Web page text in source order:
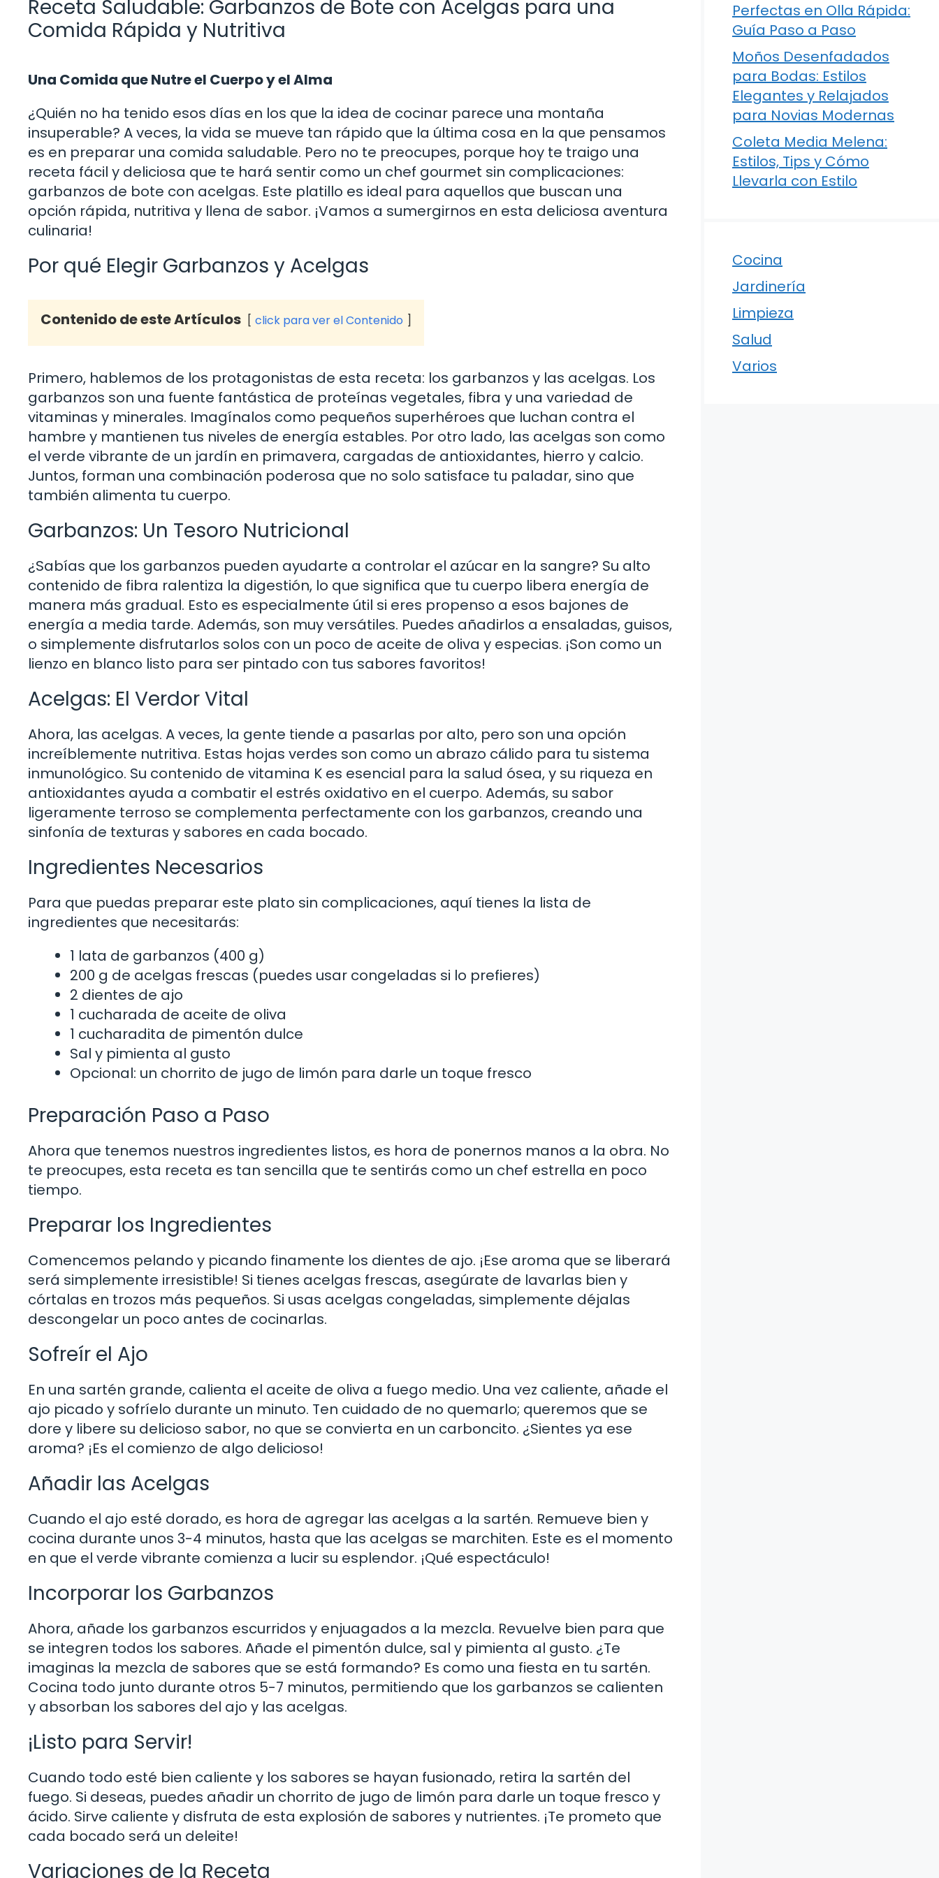
Receta Saludable: Garbanzos de Bote con Acelgas para una
Comida Rápida y Nutritiva
Una Comida que Nutre el Cuerpo y el Alma
¿Quién no ha tenido esos días en los que la idea de cocinar parece una montaña
insuperable? A veces, la vida se mueve tan rápido que la última cosa en la que pensamos
es en preparar una comida saludable. Pero no te preocupes, porque hoy te traigo una
receta fácil y deliciosa que te hará sentir como un chef gourmet sin complicaciones:
garbanzos de bote con acelgas. Este platillo es ideal para aquellos que buscan una
opción rápida, nutritiva y llena de sabor. ¡Vamos a sumergirnos en esta deliciosa aventura
culinaria!
Por qué Elegir Garbanzos y Acelgas
Contenido de este Artículos click para ver el Contenido
Primero, hablemos de los protagonistas de esta receta: los garbanzos y las acelgas. Los
garbanzos son una fuente fantástica de proteínas vegetales, fibra y una variedad de
vitaminas y minerales. Imagínalos como pequeños superhéroes que luchan contra el
hambre y mantienen tus niveles de energía estables. Por otro lado, las acelgas son como
el verde vibrante de un jardín en primavera, cargadas de antioxidantes, hierro y calcio.
Juntos, forman una combinación poderosa que no solo satisface tu paladar, sino que
también alimenta tu cuerpo.
Garbanzos: Un Tesoro Nutricional
¿Sabías que los garbanzos pueden ayudarte a controlar el azúcar en la sangre? Su alto
contenido de fibra ralentiza la digestión, lo que significa que tu cuerpo libera energía de
manera más gradual. Esto es especialmente útil si eres propenso a esos bajones de
energía a media tarde. Además, son muy versátiles. Puedes añadirlos a ensaladas, guisos,
o simplemente disfrutarlos solos con un poco de aceite de oliva y especias. ¡Son como un
lienzo en blanco listo para ser pintado con tus sabores favoritos!
Acelgas: El Verdor Vital
Ahora, las acelgas. A veces, la gente tiende a pasarlas por alto, pero son una opción
increíblemente nutritiva. Estas hojas verdes son como un abrazo cálido para tu sistema
inmunológico. Su contenido de vitamina K es esencial para la salud ósea, y su riqueza en
antioxidantes ayuda a combatir el estrés oxidativo en el cuerpo. Además, su sabor
ligeramente terroso se complementa perfectamente con los garbanzos, creando una
sinfonía de texturas y sabores en cada bocado.
Ingredientes Necesarios
Para que puedas preparar este plato sin complicaciones, aquí tienes la lista de
ingredientes que necesitarás:
1 lata de garbanzos (400 g)
200 g de acelgas frescas (puedes usar congeladas si lo prefieres)
2 dientes de ajo
1 cucharada de aceite de oliva
1 cucharadita de pimentón dulce
Sal y pimienta al gusto
Opcional: un chorrito de jugo de limón para darle un toque fresco
Preparación Paso a Paso
Ahora que tenemos nuestros ingredientes listos, es hora de ponernos manos a la obra. No
te preocupes, esta receta es tan sencilla que te sentirás como un chef estrella en poco
tiempo.
Preparar los Ingredientes
Comencemos pelando y picando finamente los dientes de ajo. ¡Ese aroma que se liberará
será simplemente irresistible! Si tienes acelgas frescas, asegúrate de lavarlas bien y
córtalas en trozos más pequeños. Si usas acelgas congeladas, simplemente déjalas
descongelar un poco antes de cocinarlas.
Sofreír el Ajo
En una sartén grande, calienta el aceite de oliva a fuego medio. Una vez caliente, añade el
ajo picado y sofríelo durante un minuto. Ten cuidado de no quemarlo; queremos que se
dore y libere su delicioso sabor, no que se convierta en un carboncito. ¿Sientes ya ese
aroma? ¡Es el comienzo de algo delicioso!
Añadir las Acelgas
Cuando el ajo esté dorado, es hora de agregar las acelgas a la sartén. Remueve bien y
cocina durante unos 3-4 minutos, hasta que las acelgas se marchiten. Este es el momento
en que el verde vibrante comienza a lucir su esplendor. ¡Qué espectáculo!
Incorporar los Garbanzos
Ahora, añade los garbanzos escurridos y enjuagados a la mezcla. Revuelve bien para que
se integren todos los sabores. Añade el pimentón dulce, sal y pimienta al gusto. ¿Te
imaginas la mezcla de sabores que se está formando? Es como una fiesta en tu sartén.
Cocina todo junto durante otros 5-7 minutos, permitiendo que los garbanzos se calienten
y absorban los sabores del ajo y las acelgas.
¡Listo para Servir!
Cuando todo esté bien caliente y los sabores se hayan fusionado, retira la sartén del
fuego. Si deseas, puedes añadir un chorrito de jugo de limón para darle un toque fresco y
ácido. Sirve caliente y disfruta de esta explosión de sabores y nutrientes. ¡Te prometo que
cada bocado será un deleite!
Variaciones de la Receta
Perfectas en Olla Rápida:
Guía Paso a Paso
Moños Desenfadados
para Bodas: Estilos
Elegantes y Relajados
para Novias Modernas
Coleta Media Melena:
Estilos, Tips y Cómo
Llevarla con Estilo
Cocina
Jardinería
Limpieza
Salud
Varios